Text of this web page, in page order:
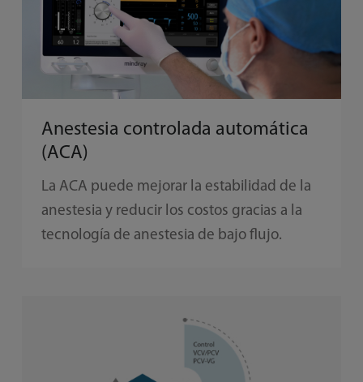
Anestesia controlada automática
(ACA)
La ACA puede mejorar la estabilidad de la
anestesia y reducir los costos gracias a la
tecnología de anestesia de bajo flujo.